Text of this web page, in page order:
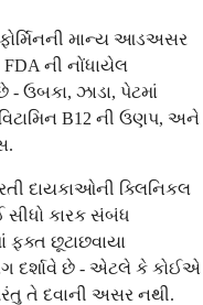
માન્ય આડઅસર
ની નોંધાયેલ
ઉબકા, ઝાડા, પેટમાં
B12 ની ઉણપ, અને
દાયકાઓની ક્લિનિકલ
સીધો કારક સંબંધ
ફક્ત છૂટાછવાયા
દર્શાવે છે - એટલે કે કોઈએ
તે દવાની અસર નથી.